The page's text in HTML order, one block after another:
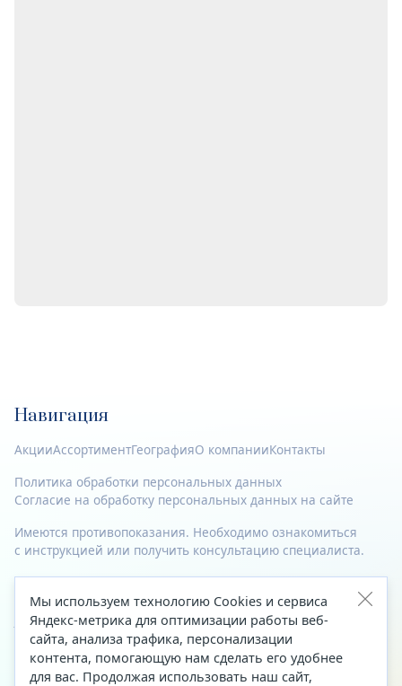
Навигация
АкцииАссортиментГеографияО компанииКонтакты
Политика обработки персональных данных
Согласие на обработку персональных данных на сайте
Имеются противопоказания. Необходимо ознакомиться
с инструкцией или получить консультацию специалиста.
© 2023—2026 Все права защищены.
Адрес
Архангельск, ул. Папанина, д. 19 (вход в здание со стороны
автоцентра «Тойота»)
Мы используем технологию Cookies и сервиса
Яндекс-метрика для оптимизации работы веб-
сайта, анализа трафика, персонализации
контента, помогающую нам сделать его удобнее
для вас. Продолжая использовать наш сайт,